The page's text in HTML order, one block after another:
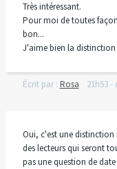
Très intéressant.
Pour moi de toutes
bon...
J'aime bien la distinction
Écrit par : Rosa 21h53-
Oui, c'est une distinction
des lecteurs qui seront
pas une question de